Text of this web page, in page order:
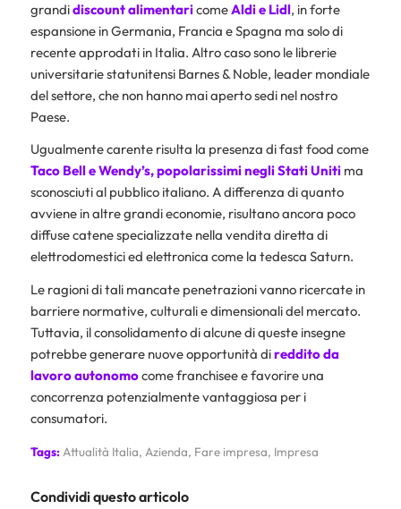
grandidiscount alimentaricomeAldi e Lidl, in forte
espansione in Germania, Francia e Spagna ma solo di
recente approdati in Italia. Altro caso sono le librerie
universitarie statunitensi Barnes & Noble, leader mondiale
del settore, che non hanno mai aperto sedi nel nostro
Paese.
Ugualmente carente risulta la presenza di fast food come
Taco Bell e Wendy’s, popolarissimi negli Stati Unitima
sconosciuti al pubblico italiano. A differenza di quanto
avviene in altre grandi economie, risultano ancora poco
diffuse catene specializzate nella vendita diretta di
elettrodomestici ed elettronica come la tedesca Saturn.
Le ragioni di tali mancate penetrazioni vanno ricercate in
barriere normative, culturali e dimensionali del mercato.
Tuttavia, il consolidamento di alcune di queste insegne
potrebbe generare nuove opportunità direddito da
lavoro autonomocome franchisee e favorire una
concorrenza potenzialmente vantaggiosa per i
consumatori.
Tags:Attualità Italia, Azienda, Fare impresa, Impresa
Condividi questo articolo